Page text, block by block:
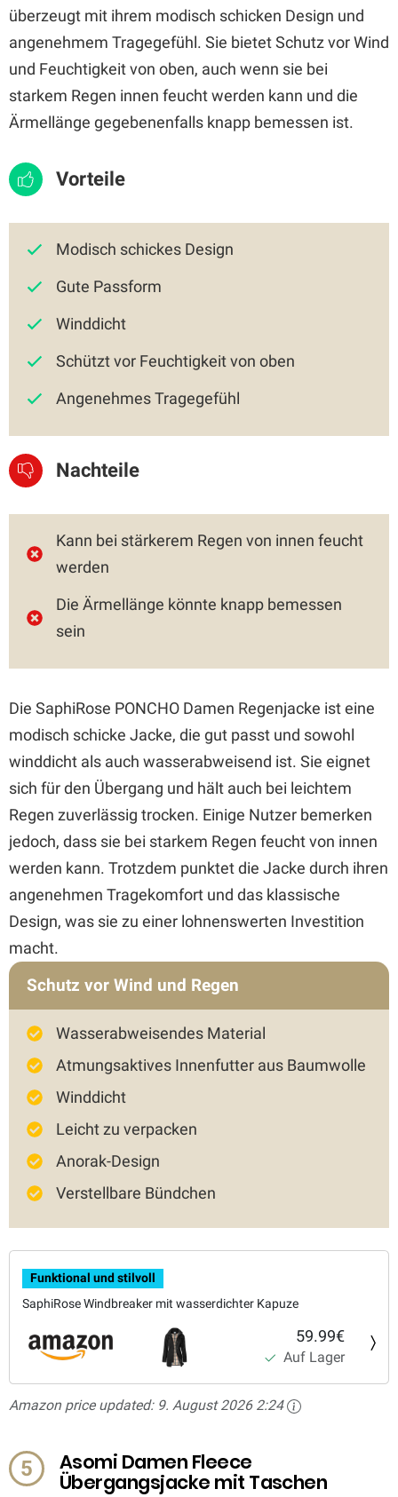
überzeugt mit ihrem modisch schicken Design und
angenehmem Tragegefühl. Sie bietet Schutz vor Wind
und Feuchtigkeit von oben, auch wenn sie bei
starkem Regen innen feucht werden kann und die
Ärmellänge gegebenenfalls knapp bemessen ist.
Vorteile
Modisch schickes Design
Gute Passform
Winddicht
Schützt vor Feuchtigkeit von oben
Angenehmes Tragegefühl
Nachteile
Kann bei stärkerem Regen von innen feucht
werden
Die Ärmellänge könnte knapp bemessen
sein
Die SaphiRose PONCHO Damen Regenjacke ist eine
modisch schicke Jacke, die gut passt und sowohl
winddicht als auch wasserabweisend ist. Sie eignet
sich für den Übergang und hält auch bei leichtem
Regen zuverlässig trocken. Einige Nutzer bemerken
jedoch, dass sie bei starkem Regen feucht von innen
werden kann. Trotzdem punktet die Jacke durch ihren
angenehmen Tragekomfort und das klassische
Design, was sie zu einer lohnenswerten Investition
macht.
Schutz vor Wind und Regen
Wasserabweisendes Material
Atmungsaktives Innenfutter aus Baumwolle
Winddicht
Leicht zu verpacken
Anorak-Design
Verstellbare Bündchen
Funktional und stilvoll
SaphiRose Windbreaker mit wasserdichter Kapuze
59.99€
Auf Lager
Amazon price updated: 9. August 2026 2:24
5 Asomi Damen Fleece
Übergangsjacke mit Taschen